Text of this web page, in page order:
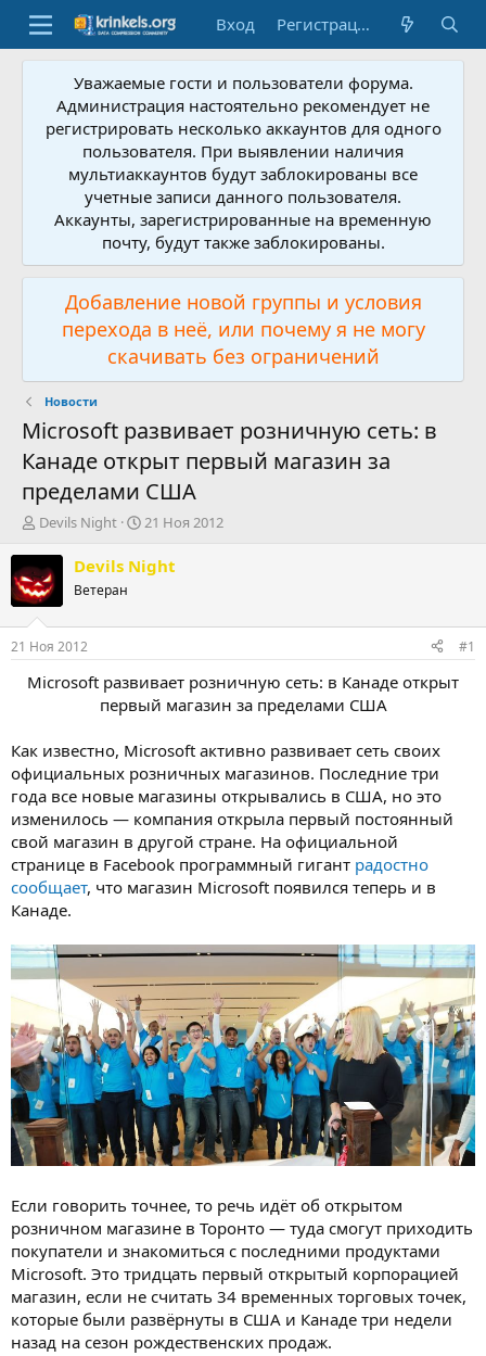
Вход Регистрация
Уважаемые гости и пользователи форума.
Администрация настоятельно рекомендует не
регистрировать несколько аккаунтов для одного
пользователя. При выявлении наличия
мультиаккаунтов будут заблокированы все
учетные записи данного пользователя.
Аккаунты, зарегистрированные на временную
почту, будут также заблокированы.
Добавление новой группы и условия
перехода в неё, или почему я не могу
скачивать без ограничений
Новости
Microsoft развивает розничную сеть: в
Канаде открыт первый магазин за
пределами США
А
т
о
р
т
м
ы
Devils Night
Д
т
а
а
л
21 Ноя 2012
Devils Night
Ветеран
21 Ноя 2012 #1
Microsoft развивает розничную сеть: в Канаде открыт
первый магазин за пределами США
Как известно, Microsoft активно развивает сеть своих
официальных розничных магазинов. Последние три
года все новые магазины открывались в США, но это
изменилось — компания открыла первый постоянный
свой магазин в другой стране. На официальной
странице в Facebook программный гигант радостно
сообщает, что магазин Microsoft появился теперь и в
Канаде.
Если говорить точнее, то речь идёт об открытом
розничном магазине в Торонто — туда смогут приходить
покупатели и знакомиться с последними продуктами
Microsoft. Это тридцать первый открытый корпорацией
магазин, если не считать 34 временных торговых точек,
которые были развёрнуты в США и Канаде три недели
назад на сезон рождественских продаж.